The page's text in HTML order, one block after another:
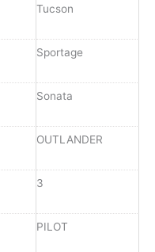
Tucson
Sportage
Sonata
OUTLANDER
3
PILOT